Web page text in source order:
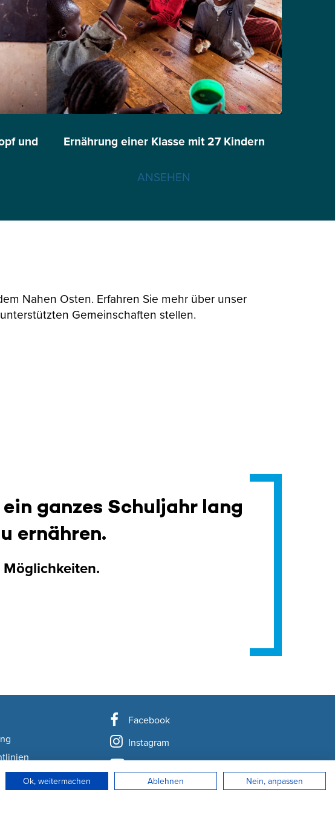
und
Ernährung einer Klasse mit 27 Kindern
ANSEHEN
Nahen Osten. Erfahren Sie mehr über unser
Gemeinschaften stellen.
ganzes Schuljahr lang
ernähren.
verwenden
ändern
Facebook
Instagram
YouTube
LinkedIn
Ok, weitermachen Ablehnen Nein, anpassen